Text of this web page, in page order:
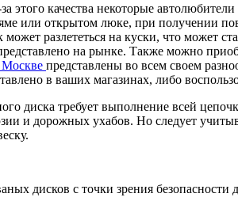
качества некоторые
или открытом люке, при получении
разлететься на куски, что может
на рынке. Также можно
представлены во всем своем
в ваших магазинах, либо
диска требует выполнение всей
и дорожных ухабов. Но следует
дисков с точки зрения